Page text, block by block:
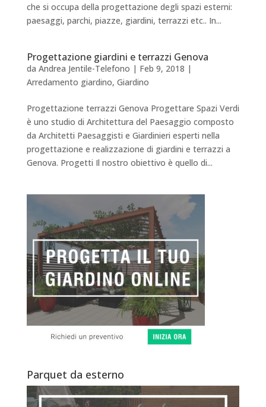
che si occupa della progettazione degli spazi esterni:
paesaggi, parchi, piazze, giardini, terrazzi etc.. In...
Progettazione giardini e terrazzi Genova
da Andrea Jentile-Telefono | Feb 9, 2018 |
Arredamento giardino, Giardino
Progettazione terrazzi Genova Progettare Spazi Verdi
è uno studio di Architettura del Paesaggio composto
da Architetti Paesaggisti e Giardinieri esperti nella
progettazione e realizzazione di giardini e terrazzi a
Genova. Progetti Il nostro obiettivo è quello di...
Parquet da esterno